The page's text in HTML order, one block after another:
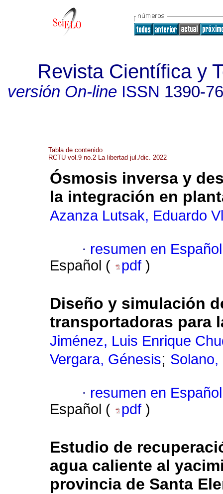
Revista Científica y
versión On-lineISSN 1390-
Tabla de contenido
RCTU vol.9 no.2 La libertad jul./dic. 2022
Ósmosis inversa y
la integración en
Azanza Lutsak, Eduardo
· resumen en Español
Español (
pdf )
Diseño y simulación
transportadoras para
Jiménez, Luis Enrique
Vergara, Génesis;
· resumen en Español
Español (
pdf )
Estudio de
agua caliente al
provincia de Santa